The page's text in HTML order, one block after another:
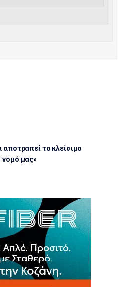
το κλείσιμο
μας»